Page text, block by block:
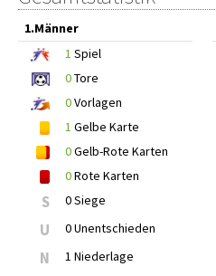
1.Männer
1 Spiel
0Tore
0Vorlagen
1 Gelbe Karte
0Gelb-Rote Karten
0Rote Karten
S 0 Siege
U 0 Unentschieden
N 1 Niederlage